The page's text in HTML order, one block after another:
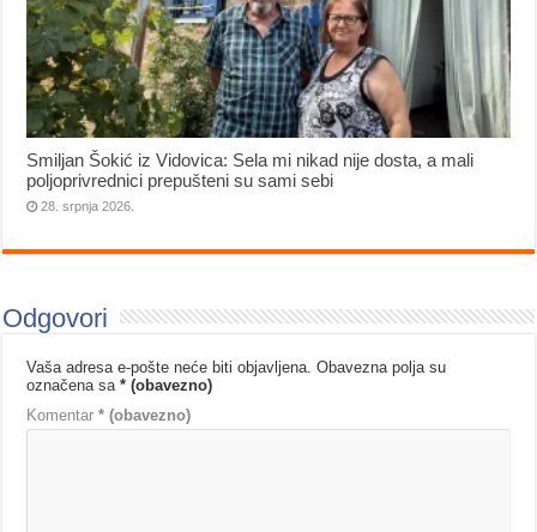
Smiljan Šokić iz Vidovica: Sela mi nikad nije dosta, a mali
poljoprivrednici prepušteni su sami sebi
28. srpnja 2026.
Odgovori
Vaša adresa e-pošte neće biti objavljena. Obavezna polja su
označena sa* (obavezno)
Komentar* (obavezno)